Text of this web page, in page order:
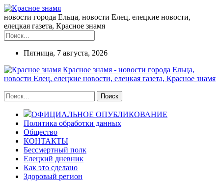
новости города Ельца, новости Елец, елецкие новости,
елецкая газета, Красное знамя
Пятница, 7 августа, 2026
Красное знамя - новости города Ельца,
новости Елец, елецкие новости, елецкая газета, Красное знамя
ОФИЦИАЛЬНОЕ ОПУБЛИКОВАНИЕ
Политика обработки данных
Общество
КОНТАКТЫ
Бессмертный полк
Елецкий дневник
Как это сделано
Здоровый регион